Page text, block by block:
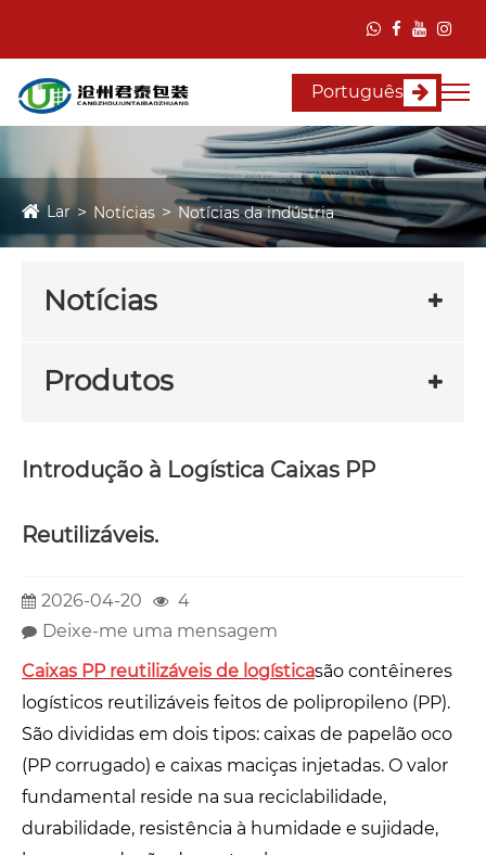
Português
Lar Notícias Notícias da indústria
Notícias
Produtos
Introdução à Logística Caixas PP
Reutilizáveis.
2026-04-20
4
Deixe-me uma mensagem
Caixas PP reutilizáveis ​​de logísticasão contêineres
logísticos reutilizáveis ​​feitos de polipropileno (PP).
São divididas em dois tipos: caixas de papelão oco
(PP corrugado) e caixas maciças injetadas. O valor
fundamental reside na sua reciclabilidade,
durabilidade, resistência à humidade e sujidade,